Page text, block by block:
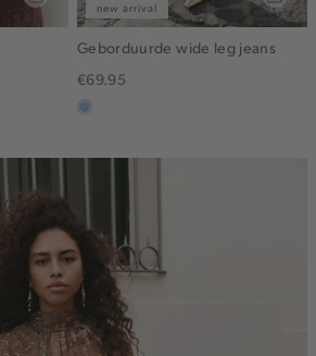
new arrival
Geborduurde wide leg jeans
€69.95
blauw,
light